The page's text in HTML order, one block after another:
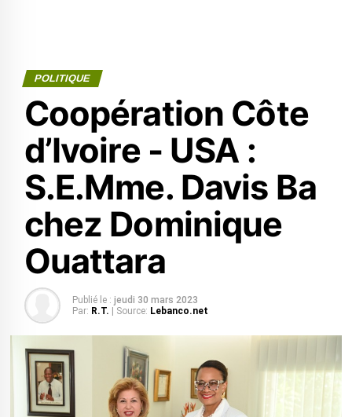
POLITIQUE
Coopération Côte
d’Ivoire - USA :
S.E.Mme. Davis Ba
chez Dominique
Ouattara
Publié le : jeudi 30 mars 2023
Par: R.T. | Source: Lebanco.net